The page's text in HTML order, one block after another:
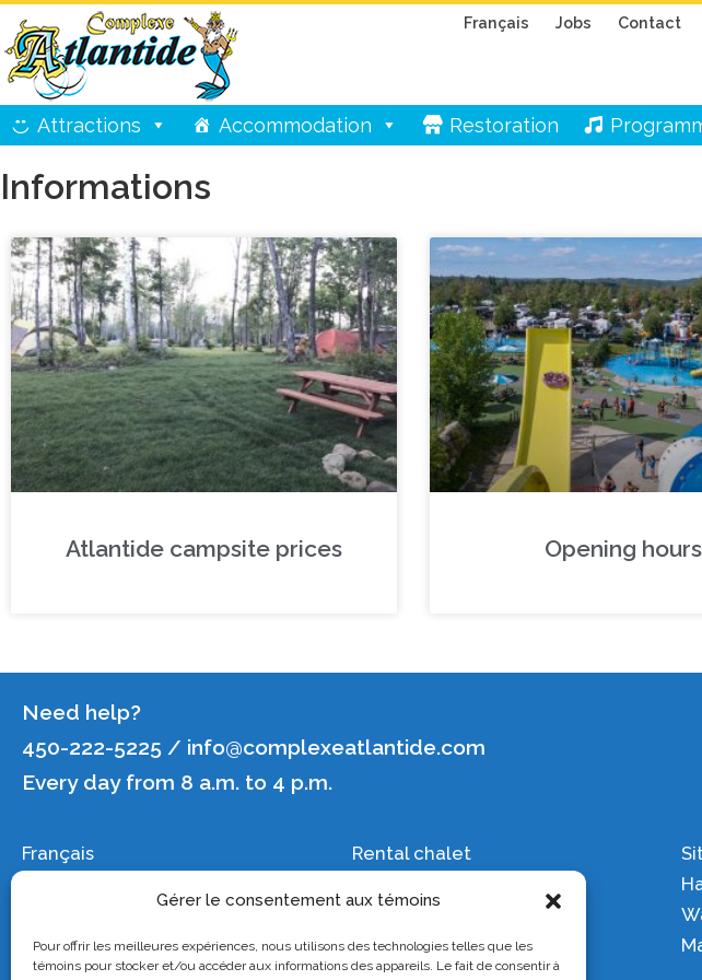
Gérer le consentement aux témoins
Pour offrir les meilleures expériences, nous utilisons des technologies telles que les
témoins pour stocker et/ou accéder aux informations des appareils. Le fait de consentir à
Français Jobs Contact
Attractions Accommodation Restoration
Informations
Atlantide campsite prices Opening hours
Need help?
450-222-5225 / info@complexeatlantide.com
Every day from 8 a.m. to 4 p.m.
Français
Join us
Rental chalet
Groups